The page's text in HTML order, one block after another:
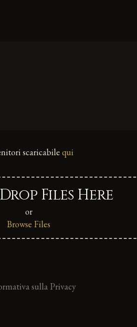
scaricabile qui
Files Here
or
Browse Files
sulla Privacy